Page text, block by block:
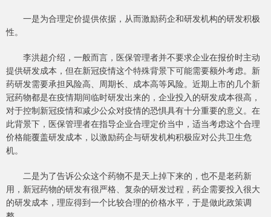
一是为合理定价提供依据，从而激励药企和研发机构的研发积极
性。
李洪超介绍，一般而言，医保管理者并不要求企业在报价时主动
提供研发成本，但在新冠疫情这个特殊背景下可能需要额外考虑。新
药研发需要承担风险高、周期长、成本高等风险。近期上市的几个新
冠药物都是在疫情期间临时研发出来的，企业投入的研发成本很高，
对于控制新冠疫情和减少公众对疫情的恐惧具有十分重要的意义。在
此背景下，医保管理者在指导企业合理定价当中，适当考虑这个合理
价格能覆盖研发成本，以激励药企与研发机构积极应对公共卫生危
机。
二是为了告诉公众这个药物不是天上掉下来的，也不是老药新
用，新冠药物的研发有很严格、复杂的研发过程，药企需要投入很大
的研发成本，理应得到一个比较合理的价格水平，于是做此政策调